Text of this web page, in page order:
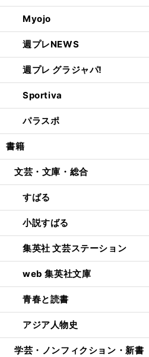
Myojo
週プレNEWS
週プレ グラジャパ!
Sportiva
パラスポ
書籍
文芸・文庫・総合
すばる
小説すばる
集英社 文芸ステーション
web 集英社文庫
青春と読書
アジア人物史
学芸・ノンフィクション・新書